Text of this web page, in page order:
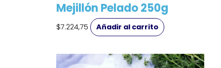
Mejillón Pelado 250g
$7.224,75 Añadir al carrito